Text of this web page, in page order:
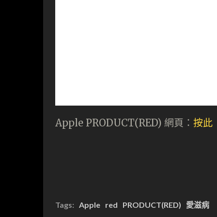
Apple PRODUCT(RED) 網頁： 按此
Tags: Apple red PRODUCT(RED) 愛滋病